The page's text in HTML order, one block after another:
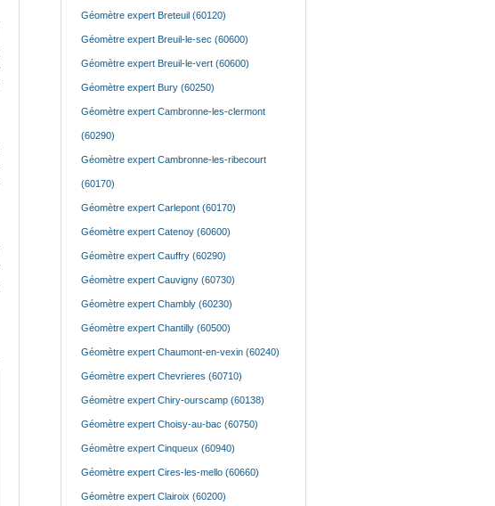
Géomètre expert Breteuil (60120)
Géomètre expert Breuil-le-sec (60600)
Géomètre expert Breuil-le-vert (60600)
Géomètre expert Bury (60250)
Géomètre expert Cambronne-les-clermont
(60290)
Géomètre expert Cambronne-les-ribecourt
(60170)
Géomètre expert Carlepont (60170)
Géomètre expert Catenoy (60600)
Géomètre expert Cauffry (60290)
Géomètre expert Cauvigny (60730)
Géomètre expert Chambly (60230)
Géomètre expert Chantilly (60500)
Géomètre expert Chaumont-en-vexin (60240)
Géomètre expert Chevrieres (60710)
Géomètre expert Chiry-ourscamp (60138)
Géomètre expert Choisy-au-bac (60750)
Géomètre expert Cinqueux (60940)
Géomètre expert Cires-les-mello (60660)
Géomètre expert Clairoix (60200)